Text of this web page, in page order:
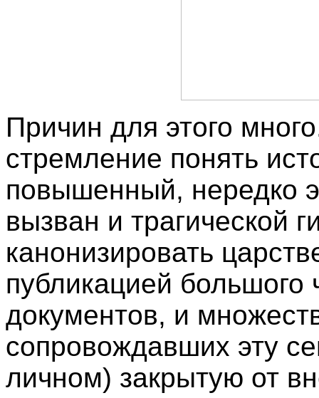
Причин для этого
стремление понять
повышенный, нередко
вызван и трагической
канонизировать
публикацией
документов, и
сопровождавших эту
личном) закрытую от